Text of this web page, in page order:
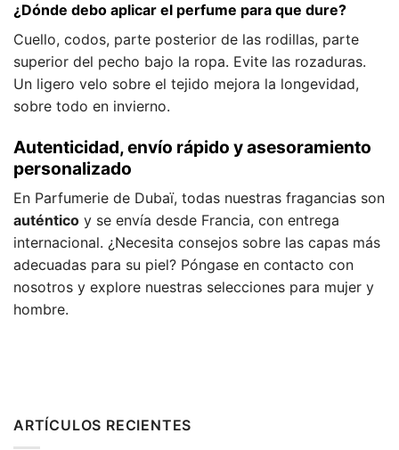
¿Dónde debo aplicar el perfume para que dure?
Cuello, codos, parte posterior de las rodillas, parte
superior del pecho bajo la ropa. Evite las rozaduras.
Un ligero velo sobre el tejido mejora la longevidad,
sobre todo en invierno.
Autenticidad, envío rápido y asesoramiento
personalizado
En Parfumerie de Dubaï, todas nuestras fragancias son
auténtico y se envía desde Francia, con entrega
internacional. ¿Necesita consejos sobre las capas más
adecuadas para su piel? Póngase en contacto con
nosotros y explore nuestras selecciones para mujer y
hombre.
ARTÍCULOS RECIENTES